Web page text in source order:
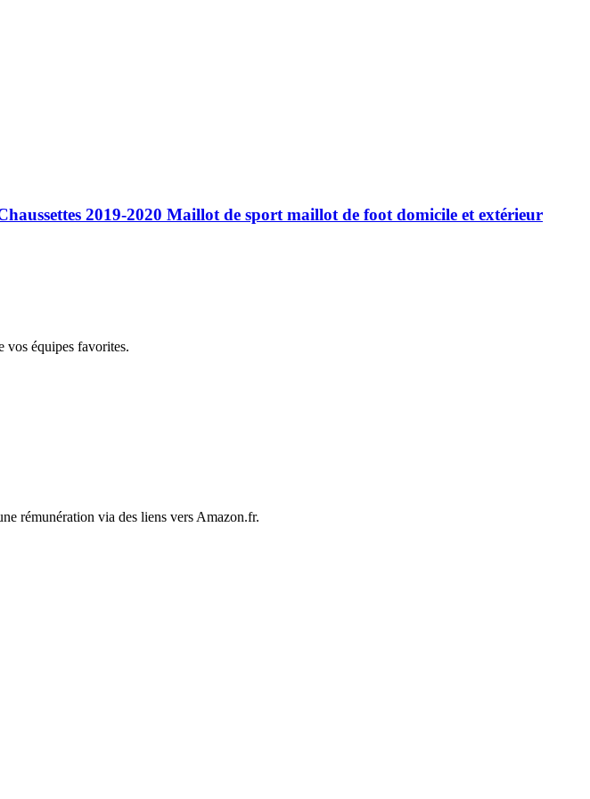
2019-2020 Maillot de sport maillot de foot domicile et extérieur
vos équipes favorites.
rémunération via des liens vers Amazon.fr.